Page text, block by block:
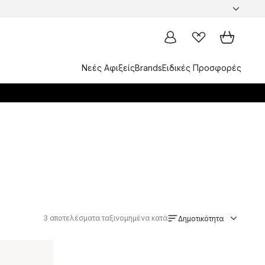
Νεές ΑφιξείςBrandsΕιδικές Προσφορές
3 αποτελέσματα ταξινομημένα κατά Δημοτικότητα